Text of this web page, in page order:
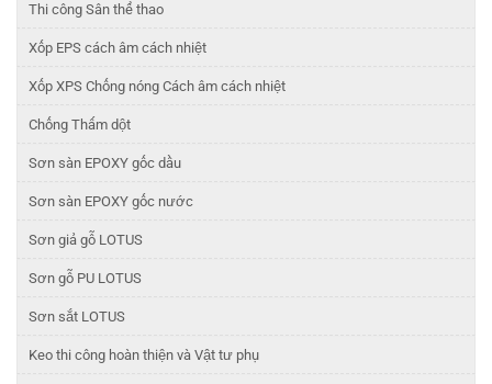
Thi công Sân thể thao
Xốp EPS cách âm cách nhiệt
Xốp XPS Chống nóng Cách âm cách nhiệt
Chống Thấm dột
Sơn sàn EPOXY gốc dầu
Sơn sàn EPOXY gốc nước
Sơn giả gỗ LOTUS
Sơn gỗ PU LOTUS
Sơn sắt LOTUS
Keo thi công hoàn thiện và Vật tư phụ